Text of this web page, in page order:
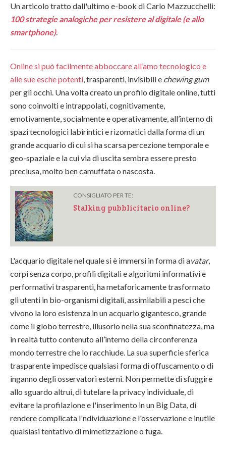
Un articolo tratto dall'ultimo e-book di Carlo Mazzucchelli:
100 strategie analogiche per resistere al digitale (e allo
smartphone).
Online si può facilmente abboccare all’amo tecnologico e
alle sue esche potenti , trasparenti, invisibili e chewing gum
per gli occhi. Una volta creato un profilo digitale online, tutti
sono coinvolti e intrappolati, cognitivamente,
emotivamente, socialmente e operativamente, all’interno di
spazi tecnologici labirintici e rizomatici dalla forma di un
grande acquario di cui si ha scarsa percezione temporale e
geo-spaziale e la cui via di uscita sembra essere presto
preclusa, molto ben camuffata o nascosta.
CONSIGLIATO PER TE:
Stalking pubblicitario online?
L'acquario digitale nel quale si è immersi in forma di avatar,
corpi senza corpo, profili digitali e algoritmi informativi e
performativi trasparenti, ha metaforicamente trasformato
gli utenti in bio-organismi digitali, assimilabili a pesci che
vivono la loro esistenza in un acquario gigantesco, grande
come il globo terrestre, illusorio nella sua sconfinatezza, ma
in realtà tutto contenuto all’interno della circonferenza
mondo terrestre che lo racchiude. La sua superficie sferica
trasparente impedisce qualsiasi forma di offuscamento o di
inganno degli osservatori esterni. Non permette di sfuggire
allo sguardo altrui, di tutelare la privacy individuale, di
evitare la profilazione e l'inserimento in un Big Data, di
rendere complicata l'ndividuazione e l'osservazione e inutile
qualsiasi tentativo di mimetizzazione o fuga.